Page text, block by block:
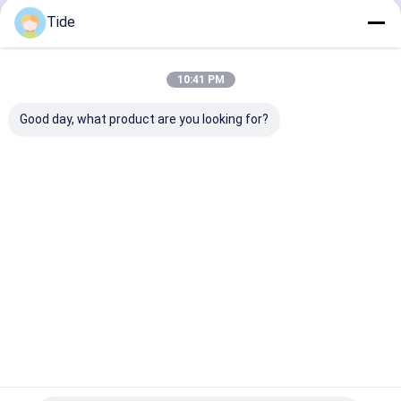
Dalam pompa booster baris
Penukar panas pelat
Tide
10:41 PM
Good day, what product are you looking for?